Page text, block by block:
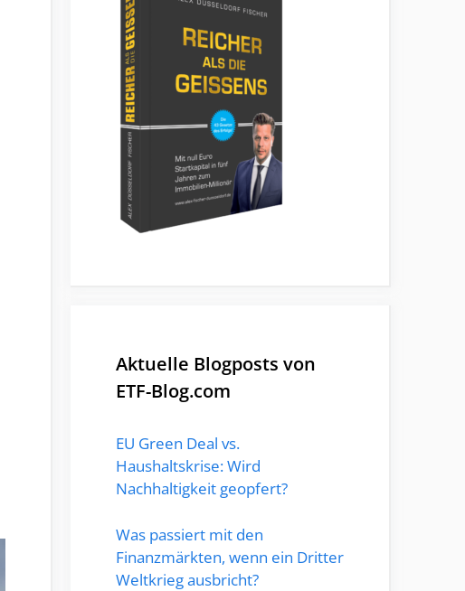
Aktuelle Blogposts von
ETF-Blog.com
EU Green Deal vs.
Haushaltskrise: Wird
Nachhaltigkeit geopfert?
Was passiert mit den
Finanzmärkten, wenn ein Dritter
Weltkrieg ausbricht?